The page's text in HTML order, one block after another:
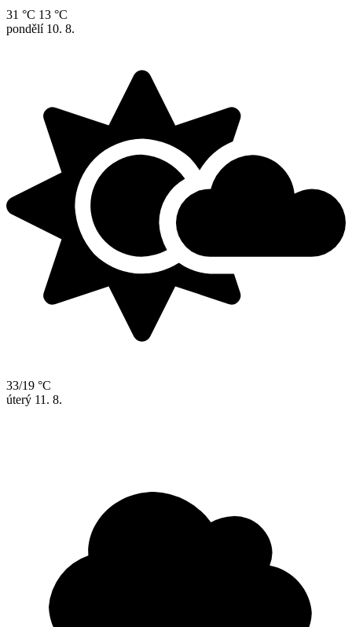
31 °C 13 °C
pondělí 10. 8.
33/19 °C
úterý 11. 8.